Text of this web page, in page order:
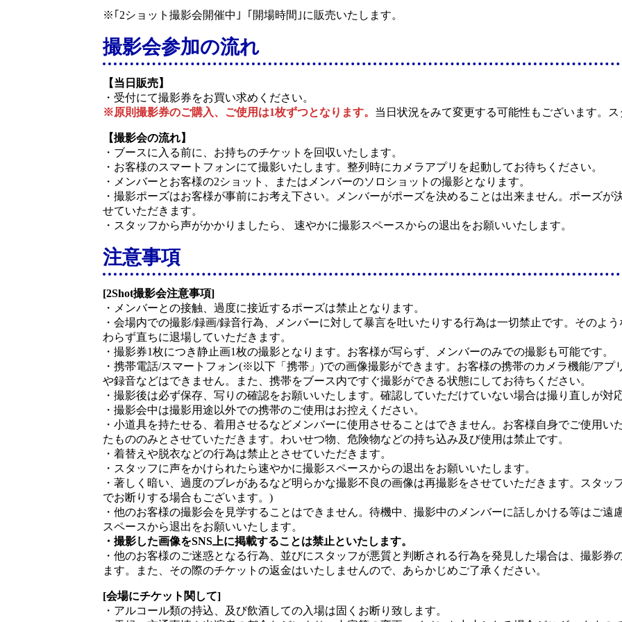
※｢2ショット撮影会開催中｣「開場時間｣に販売いたします。
撮影会参加の流れ
【当日販売】
・受付にて撮影券をお買い求めください。
※原則撮影券のご購入、ご使用は1枚ずつとなります。 当日状況をみて変更する可能性もございます。
【撮影会の流れ】
・ブースに入る前に、お持ちのチケットを回収いたします。
・お客様のスマートフォンにて撮影いたします。整列時にカメラアプリを起動してお待ちください。
・メンバーとお客様の2ショット、またはメンバーのソロショットの撮影となります。
・撮影ポーズはお客様が事前にお考え下さい。メンバーがポーズを決めることは出来ません。ポーズが
せていただきます。
・スタッフから声がかかりましたら、 速やかに撮影スペースからの退出をお願いいたします。
注意事項
[2Shot撮影会注意事項]
・メンバーとの接触、過度に接近するポーズは禁止となります。
・会場内での撮影/録画/録音行為、メンバーに対して暴言を吐いたりする行為は一切禁止です。そのよ
わらず直ちに退場していただきます。
・撮影券1枚につき静止画1枚の撮影となります。お客様が写らず、メンバーのみでの撮影も可能です。
・携帯電話/スマートフォン(※以下「携帯」)での画像撮影ができます。お客様の携帯のカメラ機能/ア
や録音などはできません。また、携帯をブース内ですぐ撮影ができる状態にしてお待ちください。
・撮影後は必ず保存、写りの確認をお願いいたします。確認していただけていない場合は撮り直しが対
・撮影会中は撮影用途以外での携帯のご使用はお控えください。
・小道具を持たせる、着用させるなどメンバーに使用させることはできません。お客様自身でご使用い
たもののみとさせていただきます。わいせつ物、危険物などの持ち込み及び使用は禁止です。
・着替えや脱衣などの行為は禁止とさせていただきます。
・スタッフに声をかけられたら速やかに撮影スペースからの退出をお願いいたします。
・著しく暗い、過度のブレがあるなど明らかな撮影不良の画像は再撮影をさせていただきます。スタッ
でお断りする場合もございます。)
・他のお客様の撮影会を見学することはできません。待機中、撮影中のメンバーに話しかける等はご遠
スペースから退出をお願いいたします。
・撮影した画像をSNS上に掲載することは禁止といたします。
・他のお客様のご迷惑となる行為、並びにスタッフが悪質と判断される行為を発見した場合は、撮影券
ます。また、その際のチケットの返金はいたしませんので、あらかじめご了承ください。
[会場にチケット関して]
・アルコール類の持込、及び飲酒しての入場は固くお断り致します。